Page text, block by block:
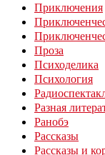
Приключения
Проза
Психоделика
Психология
Разная
Ранобэ
Рассказы
Рассказы и